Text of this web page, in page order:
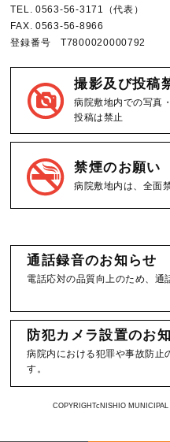
TEL.0563-56-3171
（代表）
FAX.0563-56-8966
登録番号 T7800020000792
撮影及び投稿
病院敷地内での写真
投稿は禁止
禁煙のお願い
病院敷地内は、全面
通話録音のお知らせ
電話応対の品質向上のため、通
防犯カメラ設置のお
病院内における犯罪や事故防止
す。
COPYRIGHTcNISHIO